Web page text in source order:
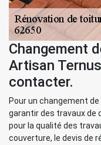
Changement
Artisan
contacter.
Pour un changement
garantir des travaux de
pour la qualité des
couverture, le devis de